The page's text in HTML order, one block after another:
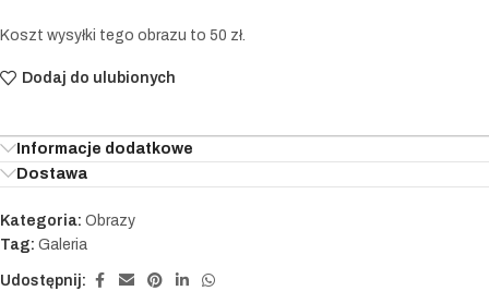
Koszt wysyłki tego obrazu to 50 zł.
Dodaj do ulubionych
Informacje dodatkowe
Dostawa
Kategoria: Obrazy
Tag: Galeria
Udostępnij: